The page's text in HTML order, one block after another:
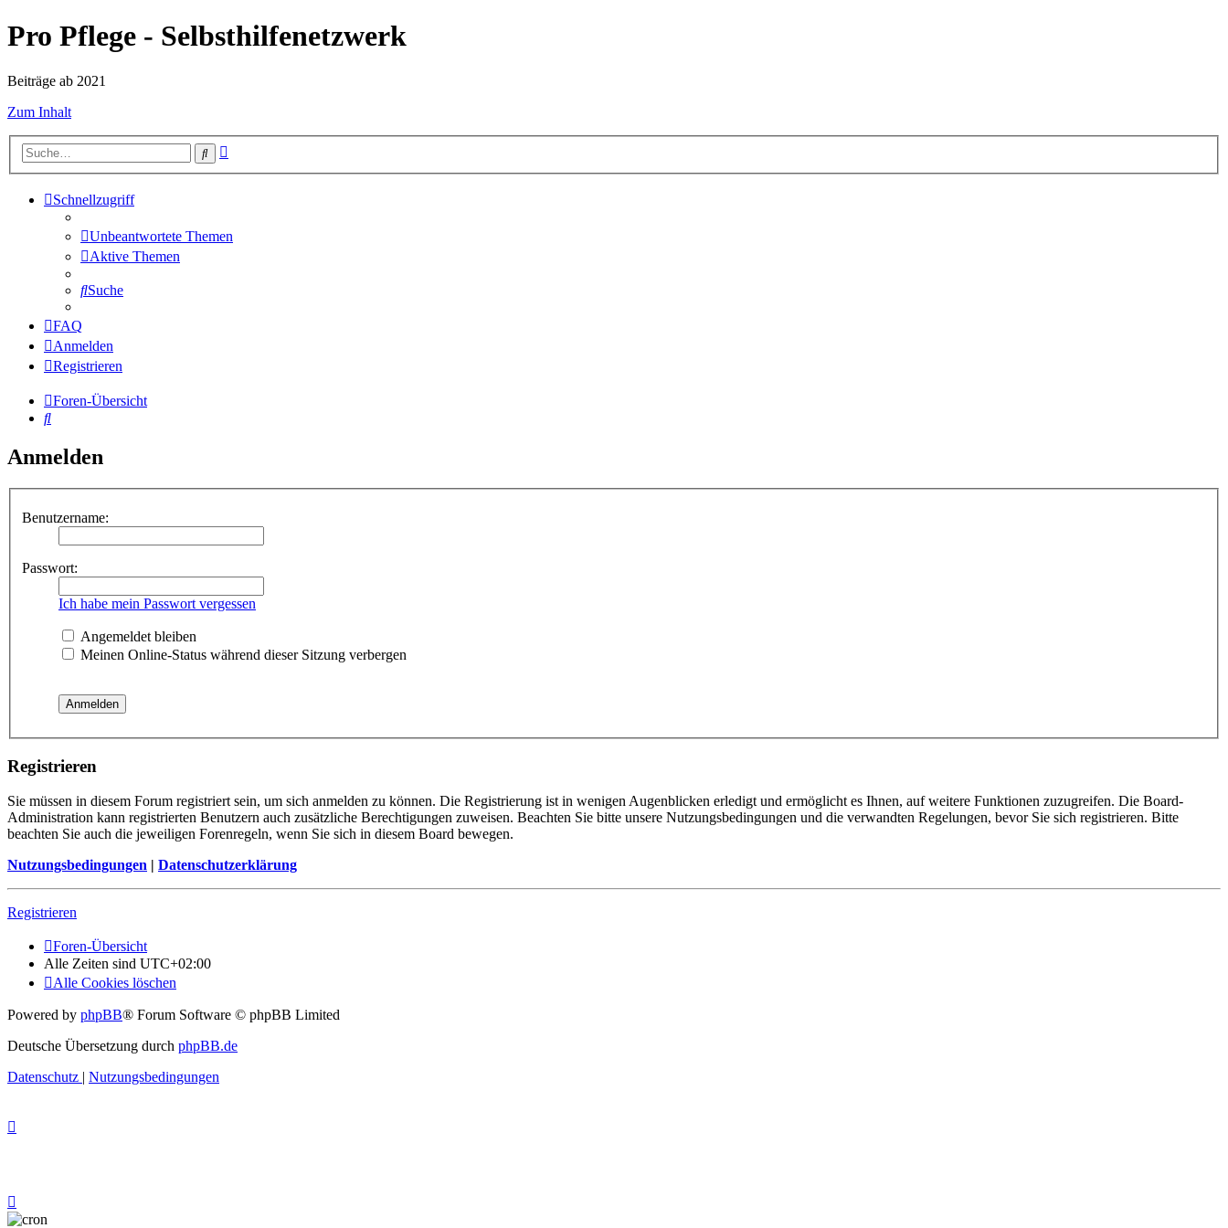
Pro Pflege - Selbsthilfenetzwerk
Beiträge ab 2021
Zum Inhalt
Suche
Schnellzugriff
Unbeantwortete Themen
Aktive Themen
Suche
FAQ
Anmelden
Registrieren
Foren-Übersicht
Suche
Anmelden
Benutzername:
Passwort:
Ich habe mein Passwort vergessen
Angemeldet bleiben
Meinen Online-Status während dieser Sitzung verbergen
Registrieren
Sie müssen in diesem Forum registriert sein, um sich anmelden zu können. Die Registrierung ist in wenigen Augenblicken erledigt und ermöglicht es Ihnen, auf weitere Funktionen zuzugreifen. Die Board-
Administration kann registrierten Benutzern auch zusätzliche Berechtigungen zuweisen. Beachten Sie bitte unsere Nutzungsbedingungen und die verwandten Regelungen, bevor Sie sich registrieren. Bitte
beachten Sie auch die jeweiligen Forenregeln, wenn Sie sich in diesem Board bewegen.
Nutzungsbedingungen | Datenschutzerklärung
Registrieren
Foren-Übersicht
Alle Zeiten sind UTC+02:00
Alle Cookies löschen
Powered by phpBB® Forum Software © phpBB Limited
Deutsche Übersetzung durch phpBB.de
Datenschutz | Nutzungsbedingungen